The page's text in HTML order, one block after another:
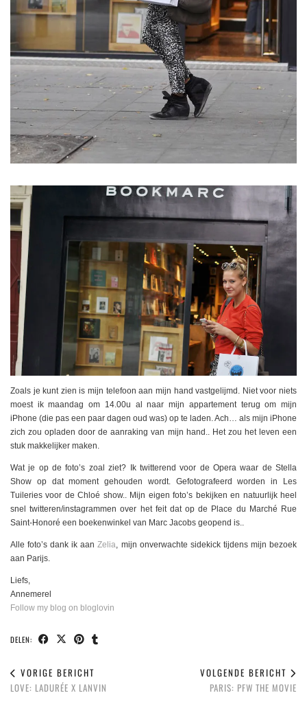
Zoals je kunt zien is mijn telefoon aan mijn hand vastgelijmd. Niet voor niets
moest ik maandag om 14.00u al naar mijn appartement terug om mijn
iPhone (die pas een paar dagen oud was) op te laden. Ach… als mijn iPhone
zich zou opladen door de aanraking van mijn hand.. Het zou het leven een
stuk makkelijker maken.
Wat je op de foto’s zoal ziet? Ik twitterend voor de Opera waar de Stella
Show op dat moment gehouden wordt. Gefotografeerd worden in Les
Tuileries voor de Chloé show.. Mijn eigen foto’s bekijken en natuurlijk heel
snel twitteren/instagrammen over het feit dat op de Place du Marché Rue
Saint-Honoré een boekenwinkel van Marc Jacobs geopend is..
Alle foto’s dank ik aanZelia, mijn onverwachte sidekick tijdens mijn bezoek
aan Parijs.
Liefs,
Annemerel
Follow my blog on bloglovin
DELEN:
VORIGE BERICHT
LOVE: LADURÉE X LANVIN
VOLGENDE BERICHT
PARIS: PFW THE MOVIE